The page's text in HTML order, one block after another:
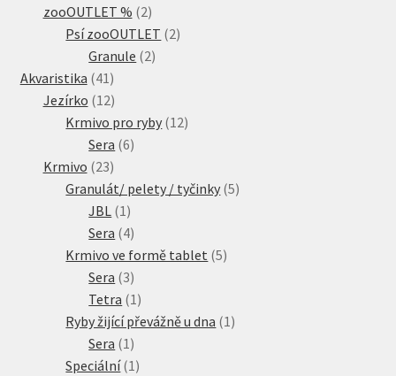
zooOUTLET % 22
produkty
Psí zooOUTLET 22
Granule 22
Akvaristika 41 41
produktů
Jezírko 1212
produktů
Krmivo pro ryby 1212
Sera 66
Krmivo 2323
produktů
Granulát/ pelety / tyčinky 55
JBL 1 1
produkt
Sera 44
produkty
Krmivo ve formě tablet 55
Sera 33
produkty
Tetra 1 1
produkt
Ryby žijící převážně u dna 1 1
Sera 1 1
produkt
Speciální 1 1